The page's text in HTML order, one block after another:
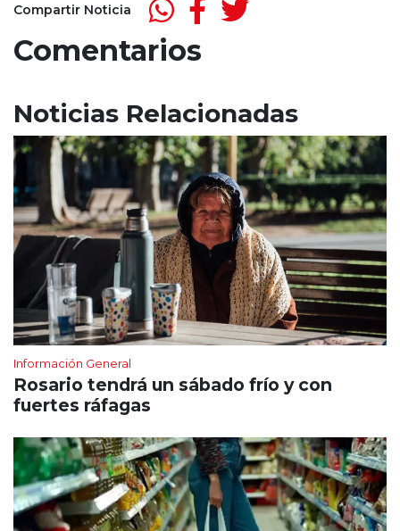
Compartir Noticia
Comentarios
Noticias Relacionadas
Información General
Rosario tendrá un sábado frío y con
fuertes ráfagas